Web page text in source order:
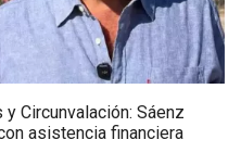
Circunvalación: Sáenz
asistencia financiera